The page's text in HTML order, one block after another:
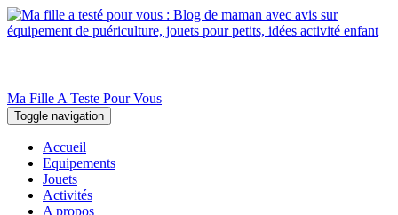
Ma Fille A Teste Pour Vous
Toggle navigation
Accueil
Equipements
Jouets
Activités
A propos